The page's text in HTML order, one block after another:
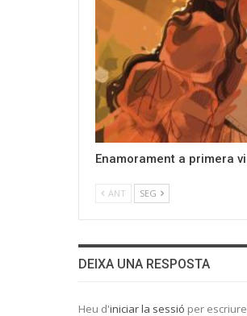
Enamorament a primera
ANT SEG
DEIXA UNA RESPOSTA
Heu d'iniciar la sessió per